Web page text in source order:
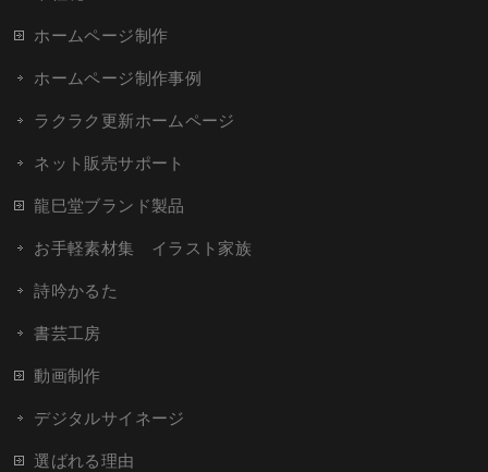
ホームページ制作
ホームページ制作事例
ラクラク更新ホームページ
ネット販売サポート
龍巳堂ブランド製品
お手軽素材集 イラスト家族
詩吟かるた
書芸工房
動画制作
デジタルサイネージ
選ばれる理由